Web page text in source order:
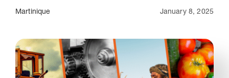
Secteurs éligibles
Martinique January 8, 2025